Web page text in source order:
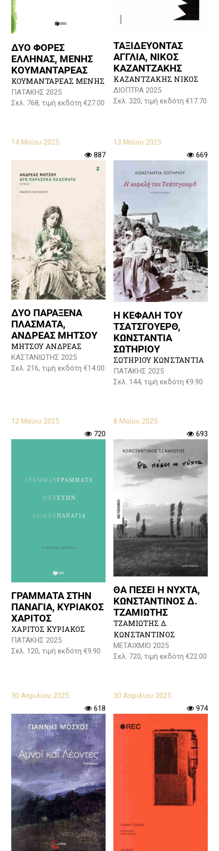
ΔΥΟ ΦΟΡΕΣ
ΕΛΛΗΝΑΣ, ΜΕΝΗΣ
ΚΟΥΜΑΝΤΑΡΕΑΣ
ΚΟΥΜΑΝΤΑΡΕΑΣ ΜΕΝΗΣ
ΠΑΤΑΚΗΣ 2025
Σελ. 768, τιμή εκδότη €27.00
ΤΑΞΙΔΕΥΟΝΤΑΣ
ΑΓΓΛΙΑ, ΝΙΚΟΣ
ΚΑΖΑΝΤΖΑΚΗΣ
ΚΑΖΑΝΤΖΑΚΗΣ ΝΙΚΟΣ
ΔΙΟΠΤΡΑ 2025
Σελ. 320, τιμή εκδότη €17.70
14 Μαΐου 2025
887
ΔΥΟ ΠΑΡΑΞΕΝΑ
ΠΛΑΣΜΑΤΑ,
ΑΝΔΡΕΑΣ ΜΗΤΣΟΥ
ΜΗΤΣΟΥ ΑΝΔΡΕΑΣ
ΚΑΣΤΑΝΙΩΤΗΣ 2025
Σελ. 216, τιμή εκδότη €14.00
13 Μαΐου 2025
669
Η ΚΕΦΑΛΗ ΤΟΥ
ΤΣΑΤΣΓΟΥΕΡΘ,
ΚΩΝΣΤΑΝΤΙΑ
ΣΩΤΗΡΙΟΥ
ΣΩΤΗΡΙΟΥ ΚΩΝΣΤΑΝΤΙΑ
ΠΑΤΑΚΗΣ 2025
Σελ. 144, τιμή εκδότη €9.90
12 Μαΐου 2025
720
ΓΡΑΜΜΑΤΑ ΣΤΗΝ
ΠΑΝΑΓΙΑ, ΚΥΡΙΑΚΟΣ
ΧΑΡΙΤΟΣ
ΧΑΡΙΤΟΣ ΚΥΡΙΑΚΟΣ
ΠΑΤΑΚΗΣ 2025
Σελ. 120, τιμή εκδότη €9.90
8 Μαΐου 2025
693
ΘΑ ΠΕΣΕΙ Η ΝΥΧΤΑ,
ΚΩΝΣΤΑΝΤΙΝΟΣ Δ.
ΤΖΑΜΙΩΤΗΣ
ΤΖΑΜΙΩΤΗΣ Δ.
ΚΩΝΣΤΑΝΤΙΝΟΣ
ΜΕΤΑΙΧΜΙΟ 2025
Σελ. 720, τιμή εκδότη €22.00
30 Απριλίου 2025
618
30 Απριλίου 2025
974